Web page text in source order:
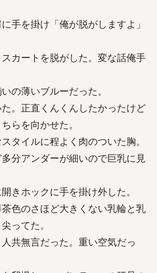
手を掛け「俺が脱がしますよ」
カートを脱がした。変な話俺手
の薄いブルーだった。
。正直くんくんしたかったけど
らを向かせた。
タイルに程よく肉のついた胸。
分アンダーが細いので巨乳に見
きホックに手を掛け外した。
色のさほど大きくない乳輪と乳
ってた。
共無言だった。重い空気だっ